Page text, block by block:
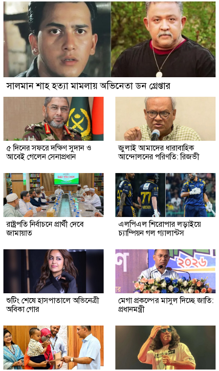
সালমান শাহ হত্যা মামলায় অভিনেতা ডন গ্রেপ্তার
৫ দিনের সফরে দক্ষিণ সুদান ও
আবেই গেলেন সেনাপ্রধান
জুলাই আমাদের ধারাবাহিক
আন্দোলনের পরিণতি: রিজভী
রাষ্ট্রপতি নির্বাচনে প্রার্থী দেবে
জামায়াত
এলপিএল শিরোপার লড়াইয়ে
চ্যাম্পিয়ন গল গ্যালান্টস
শুটিং শেষে হাসপাতালে অভিনেত্রী
অবিকা গোর
মেগা প্রকল্পের মাসুল দিচ্ছে জাতি:
প্রধানমন্ত্রী